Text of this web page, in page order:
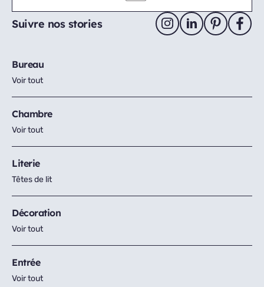
Suivre nos stories
Bureau
Voir tout
Chambre
Voir tout
Literie
Têtes de lit
Décoration
Voir tout
Entrée
Voir tout